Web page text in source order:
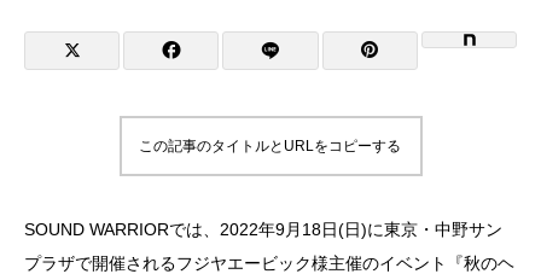
この記事のタイトルとURLをコピーする
SOUND WARRIORでは、2022年9月18日(日)に東京・中野サン
プラザで開催されるフジヤエービック様主催のイベント『秋のヘ